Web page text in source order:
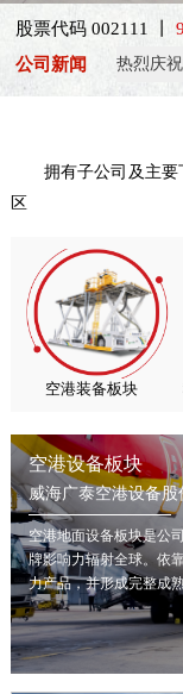
股票代码 002111 丨
公司新闻
热烈庆
拥有子公司及主要
区
空港装备板块
空港设备板块
威海广泰空港设备股
空港地面设备板块是公
牌影响力辐射全球。依
力产品，并形成完整成
局面。